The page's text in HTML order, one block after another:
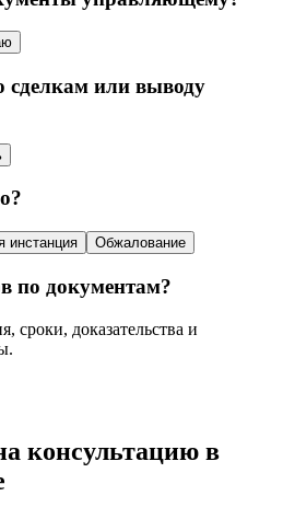
сделкам или выводу
инстанция Обжалование
по документам?
сроки, доказательства и
консультацию в